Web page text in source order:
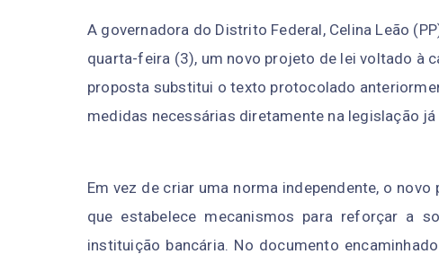
A governadora do Distrito Federal, Celina Leão
quarta-feira (3), um novo projeto de lei voltado à
proposta substitui o texto protocolado
medidas necessárias diretamente na legislação já
Em vez de criar uma norma independente, o
que estabelece mecanismos para reforçar a
instituição bancária. No documento